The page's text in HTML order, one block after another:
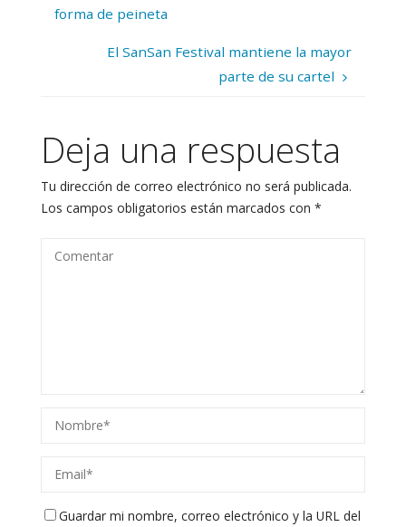
forma de peineta
El SanSan Festival mantiene la mayor
parte de su cartel
Deja una respuesta
Tu dirección de correo electrónico no será publicada.
Los campos obligatorios están marcados con *
Guardar mi nombre, correo electrónico y la URL del